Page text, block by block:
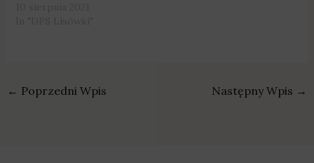
← Poprzedni Wpis Następny Wpis →